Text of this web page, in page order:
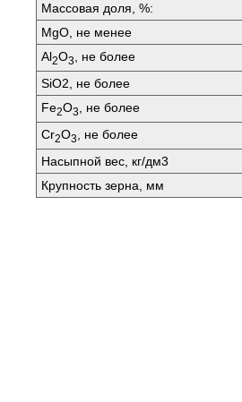
Массовая доля, %:
MgO, не менее
Аl2O3 , не более
SiО2, не более
Fе2O3 , не более
Сr2O3 , не более
Насыпной вес, кг/дм3
Крупность зерна, мм